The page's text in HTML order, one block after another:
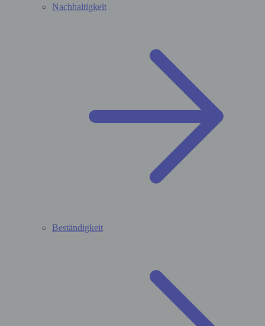
Nachhaltigkeit
Beständigkeit